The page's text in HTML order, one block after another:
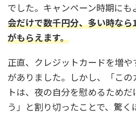
でした。キャンペーン時期にも
会だけで数千円分、多い時な
がもらえます。
正直、クレジットカードを増
がありました。しかし、「こ
トは、夜の自分を慰めるため
う」と割り切ったことで、驚く